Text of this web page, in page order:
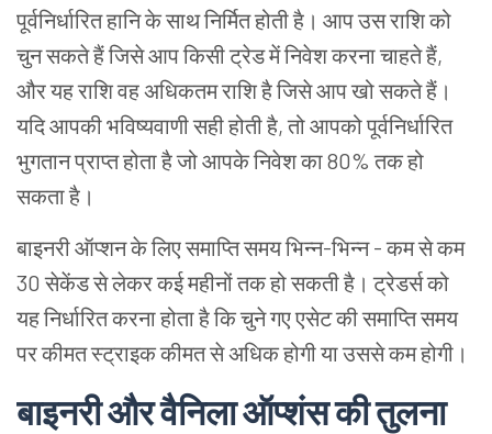
पूर्वनिर्धारितहानिकेसाथनिर्मितहोतीहै। आपउसराशिको
चुनसकतेहैंजिसेआपकिसीट्रेडमेंनिवेशकरनाचाहतेहैं,
औरयहराशिवहअधिकतमराशिहैजिसेआपखोसकतेहैं।
यदिआपकीभविष्यवाणीसहीहोतीहै,तोआपकोपूर्वनिर्धारित
भुगतानप्राप्तहोताहैजोआपकेनिवेशका80%तकहो
सकताहै।
बाइनरीऑप्शनकेलिएसमाप्तिसमयभिन्न-भिन्न-कमसेकम
30सेकेंडसेलेकरकईमहीनोंतकहोसकतीहै। ट्रेडर्सको
यहनिर्धारितकरनाहोताहैकिचुनेगएएसेटकीसमाप्तिसमय
परकीमतस्ट्राइककीमतसेअधिकहोगीयाउससेकमहोगी।
बाइनरीऔरवैनिलाऑप्शंसकीतुलना